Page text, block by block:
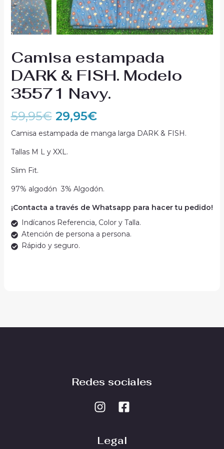
Camisa estampada
DARK & FISH. Modelo
35571 Navy.
59,95€ 29,95€
Camisa estampada de manga larga DARK & FISH.
Tallas M L y XXL.
Slim Fit.
97% algodón 3% Algodón.
¡Contacta a través de Whatsapp para hacer tu pedido!
Indícanos Referencia, Color y Talla.
Atención de persona a persona.
Rápido y seguro.
Redes sociales
Legal